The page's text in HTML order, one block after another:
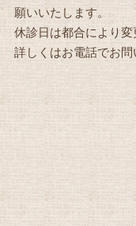
願いいたします。
休診日は都合により変
詳しくはお電話でお問